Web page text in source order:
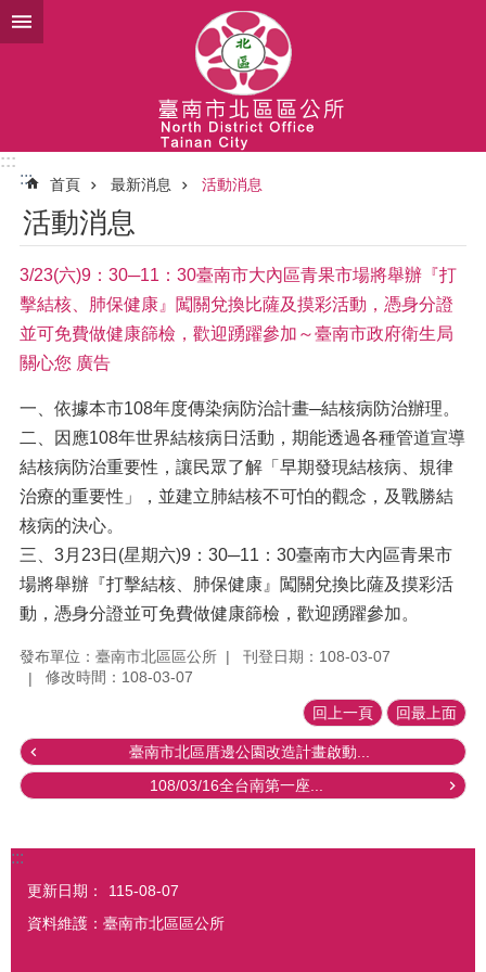
跳到主要內容區塊
:::
:::
首頁 最新消息 活動消息
活動消息
3/23(六)9：30─11：30臺南市大內區青果市場將舉辦『打
擊結核、肺保健康』闖關兌換比薩及摸彩活動，憑身分證
並可免費做健康篩檢，歡迎踴躍參加～臺南市政府衛生局
關心您 廣告
一、依據本市108年度傳染病防治計畫─結核病防治辦理。
二、因應108年世界結核病日活動，期能透過各種管道宣導
結核病防治重要性，讓民眾了解「早期發現結核病、規律
治療的重要性」，並建立肺結核不可怕的觀念，及戰勝結
核病的決心。
三、3月23日(星期六)9：30─11：30臺南市大內區青果市
場將舉辦『打擊結核、肺保健康』闖關兌換比薩及摸彩活
動，憑身分證並可免費做健康篩檢，歡迎踴躍參加。
發布單位：臺南市北區區公所
刊登日期：108-03-07
修改時間：108-03-07
回上一頁 回最上面
臺南市北區厝邊公園改造計畫啟動...
108/03/16全台南第一座...
:::
更新日期：
115-08-07
資料維護：臺南市北區區公所